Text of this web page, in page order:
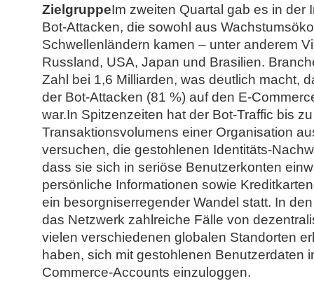
ZielgruppeIm zweiten Quartal gab es in der
Bot-Attacken, die sowohl aus
Schwellenländern kamen – unter anderem
Russland, USA, Japan und Brasilien.
Zahl bei 1,6 Milliarden, was deutlich macht,
der Bot-Attacken (81 %) auf den E-
war.In Spitzenzeiten hat der Bot-Traffic bis
Transaktionsvolumens einer Organisation
versuchen, die gestohlenen Identitäts-
dass sie sich in seriöse Benutzerkonten
persönliche Informationen sowie
ein besorgniserregender Wandel statt. In
das Netzwerk zahlreiche Fälle von
vielen verschiedenen globalen Standorten
haben, sich mit gestohlenen Benutzerdaten
Commerce-Accounts einzuloggen.